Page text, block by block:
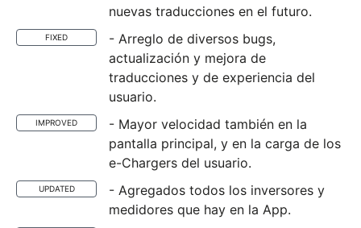
nuevas traducciones en el futuro.
FIXED
- Arreglo de diversos bugs,
actualización y mejora de
traducciones y de experiencia del
usuario.
IMPROVED
- Mayor velocidad también en la
pantalla principal, y en la carga de los
e-Chargers del usuario.
UPDATED
- Agregados todos los inversores y
medidores que hay en la App.